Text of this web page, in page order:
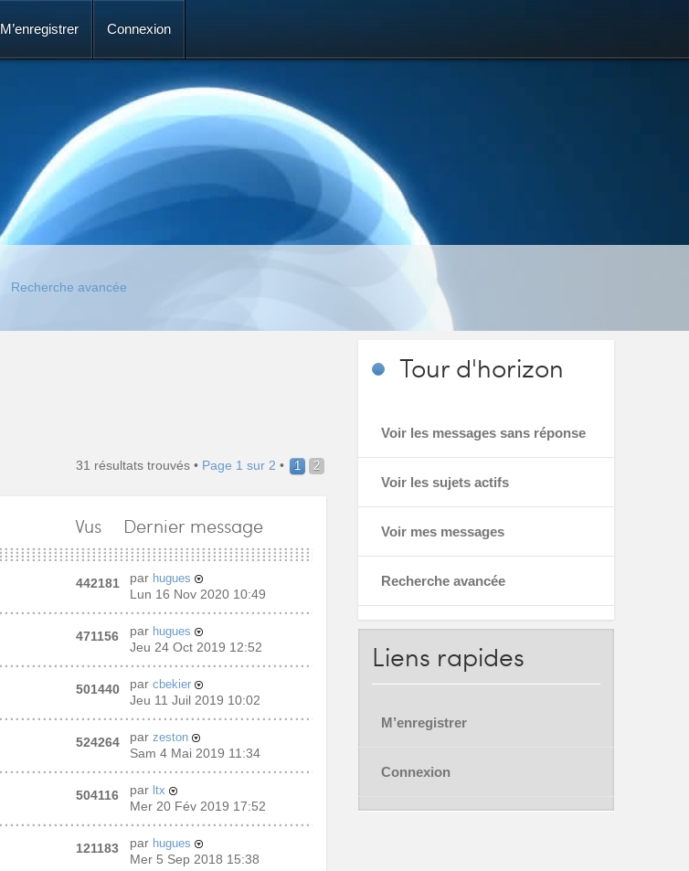
M’enregistrer Connexion
Recherche avancée
31 résultats trouvés • Page 1 sur 2 • 1 2
Vus
Dernier message
442181 par hugues
Lun 16 Nov 2020 10:49
471156 par hugues
Jeu 24 Oct 2019 12:52
501440 par cbekier
Jeu 11 Juil 2019 10:02
524264 par zeston
Sam 4 Mai 2019 11:34
504116 par ltx
Mer 20 Fév 2019 17:52
121183 par hugues
Mer 5 Sep 2018 15:38
Tour d'horizon
Voir les messages sans réponse
Voir les sujets actifs
Voir mes messages
Recherche avancée
Liens rapides
M’enregistrer
Connexion